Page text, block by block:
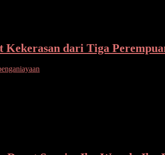
Kekerasan dari Tiga